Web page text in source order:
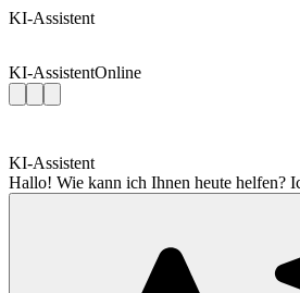
KI-Assistent
KI-AssistentOnline
KI-Assistent
Hallo! Wie kann ich Ihnen heute helfen?